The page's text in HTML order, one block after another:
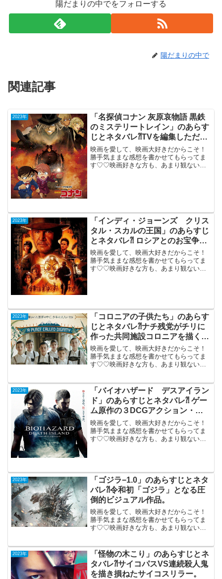
陽だまりの中でをフォローする
陽だまりの中で
関連記事
2023年
「名探偵コナン 灰原哀物語 黒鉄
のミステリートレイン」のあらす
じとネタバレ⁈TVを編集しただけ
のスピンオフ。
映画を愛して、映画大好きだからこそ！
勝手気ままな感想を書かせてもらってま
す♡♡映画好きな方も、あまり観ない方
2023年
「インディ・ジョーンズ クリス
タル・スカルの王国」のあらすじ
とネタバレ⁈ ロシアとのお宝争奪
戦となる大冒険活劇。
映画を愛して、映画大好きだからこそ！
勝手気ままな感想を書かせてもらってま
す♡♡映画好きな方も、あまり観ない方
2023年
「コロニアの子供たち」のあらす
じとネタバレ⁈ナチ残党がチリに
作った共同施設コロニアを描く問
題作。
映画を愛して、映画大好きだからこそ！
勝手気ままな感想を書かせてもらってま
す♡♡映画好きな方も、あまり観ない方
ンチン・コロンビア合作2023年6月9日公
開（99分...
2023年
「バイオハザード デスアイラン
ド」のあらすじとネタバレ⁈ ゲー
ム原作の３DCGアクション・ア
ニメ。
映画を愛して、映画大好きだからこそ！
勝手気ままな感想を書かせてもらってま
す♡♡映画好きな方も、あまり観ない方
2023年
「ゴジラ−1.0」のあらすじとネタ
バレ⁈令和初「ゴジラ」となる圧
倒的ビジュアル作品。
映画を愛して、映画大好きだからこそ！
勝手気ままな感想を書かせてもらってま
す♡♡映画好きな方も、あまり観ない方
製「ゴジラ」となる圧倒的ビジュアル作
品。...
2023年
「怪物の木こり」のあらすじとネ
タバレ⁈サイコパスVS連続殺人鬼
を描き損ねたサイコスリラー。